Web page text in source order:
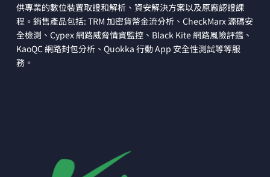
供專業的數位裝置取證和解析、資安解決方案以及原廠認證課
程。銷售產品包括: TRM 加密貨幣金流分析、CheckMarx 源碼安
全檢測、Cypex 網路威脅情資監控、Black Kite 網路風險評鑑、
KaoQC 網路封包分析、Quokka 行動 App 安全性測試等等服
務。